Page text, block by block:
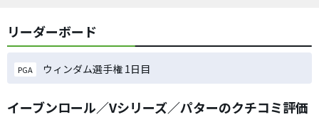
リーダーボード
PGA ウィンダム選手権 1日目
イーブンロール／Vシリーズ／パターのクチコミ評価